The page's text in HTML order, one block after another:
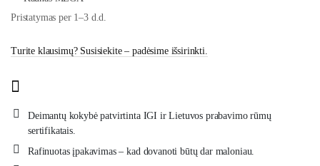
Pristatymas per 1–3 d.d.
Turite klausimų? Susisiekite – padėsime išsirinkti.
Deimantų kokybė patvirtinta IGI ir Lietuvos prabavimo rūmų
sertifikatais.
Rafinuotas įpakavimas – kad dovanoti būtų dar maloniau.